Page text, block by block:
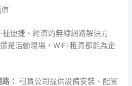
便捷、經濟的無線網路解決方
是活動現場，WiFi 租賃都能為企
： 租賃公司提供設備安裝、配置